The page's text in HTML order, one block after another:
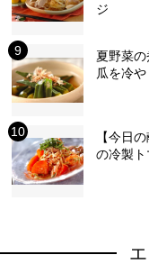
ジ
夏野菜
瓜を冷
【今日
の冷製ト